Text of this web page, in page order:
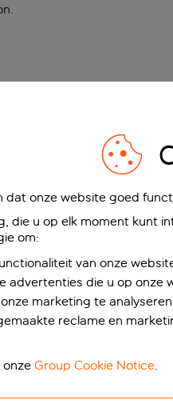
.
dat onze website goed
die u op elk moment kunt
om:
van onze
advertenties die u op onze
marketing te
reclame en
onze Group Cookie Notice.